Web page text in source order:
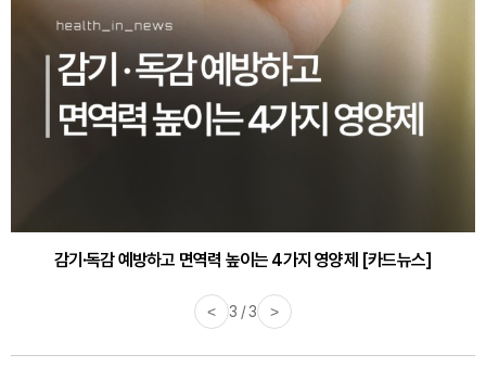
감기·독감 예방하고 면역력 높이는 4가지 영양제 [카드뉴스]
< 3 / 3 >